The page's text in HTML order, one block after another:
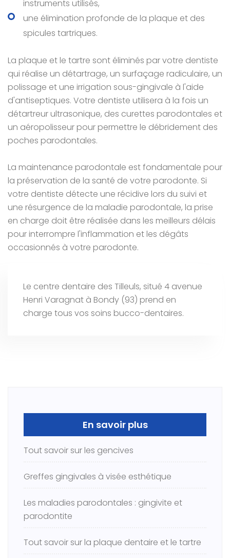
instruments utilisés,
une élimination profonde de la plaque et des
spicules tartriques.
La plaque et le tartre sont éliminés par votre dentiste
qui réalise un détartrage, un surfaçage radiculaire, un
polissage et une irrigation sous-gingivale à l'aide
d'antiseptiques. Votre dentiste utilisera à la fois un
détartreur ultrasonique, des curettes parodontales et
un aéropolisseur pour permettre le débridement des
poches parodontales.
La maintenance parodontale est fondamentale pour
la préservation de la santé de votre parodonte. Si
votre dentiste détecte une récidive lors du suivi et
une résurgence de la maladie parodontale, la prise
en charge doit être réalisée dans les meilleurs délais
pour interrompre l'inflammation et les dégâts
occasionnés à votre parodonte.
Le centre dentaire des Tilleuls, situé 4 avenue
Henri Varagnat à Bondy (93) prend en
charge tous vos soins bucco-dentaires.
En savoir plus
Tout savoir sur les gencives
Greffes gingivales à visée esthétique
Les maladies parodontales : gingivite et
parodontite
Tout savoir sur la plaque dentaire et le tartre